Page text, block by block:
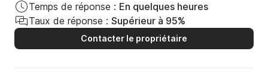
Temps de réponse : En quelques heures
Taux de réponse : Supérieur à 95%
Contacter le propriétaire